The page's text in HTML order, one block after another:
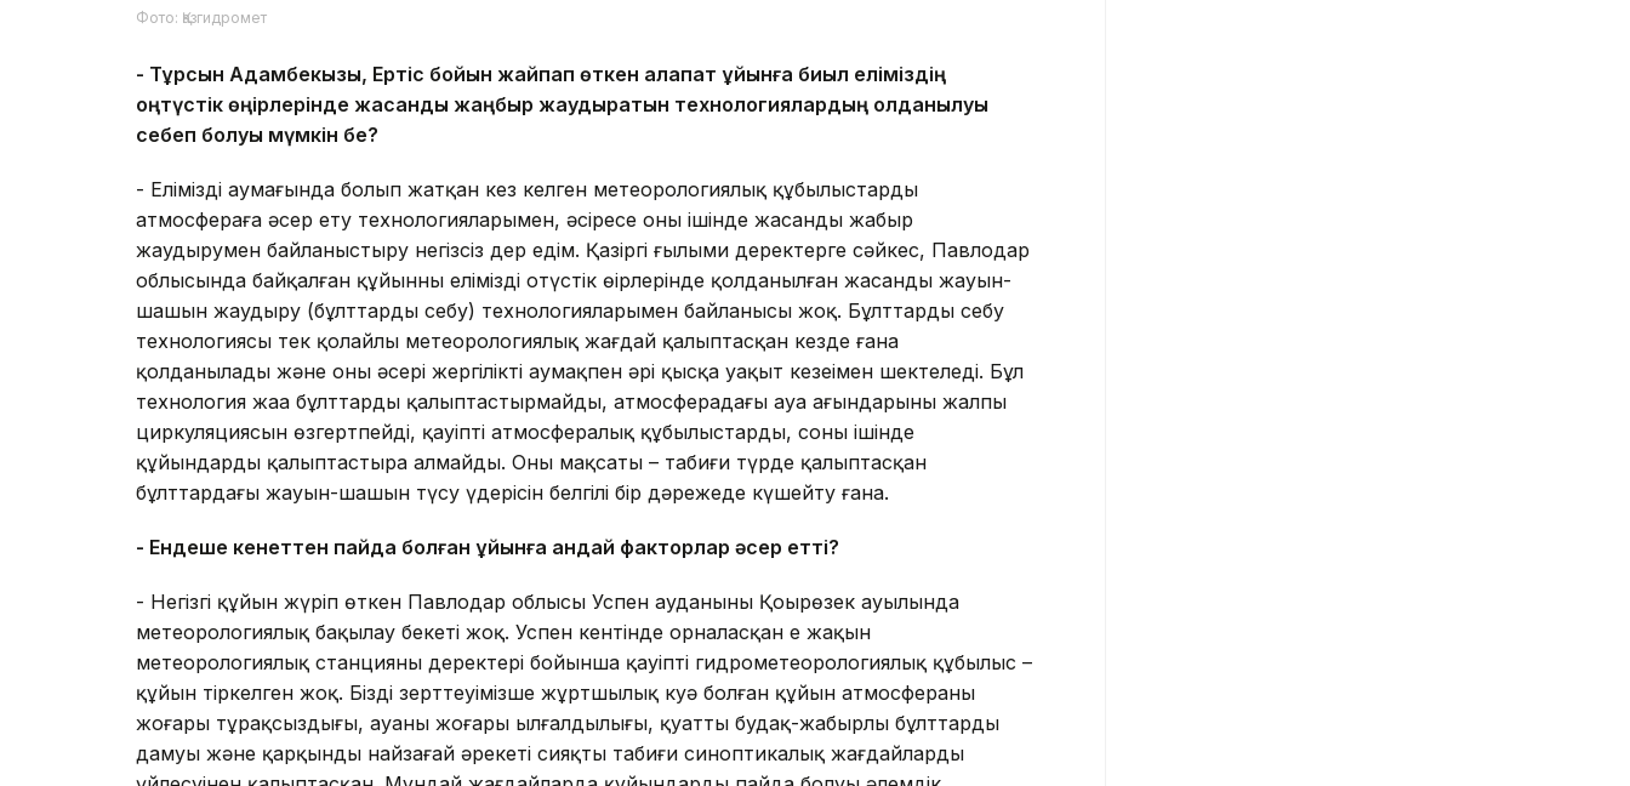
Фото: Қазгидромет
- Тұрсын Адамбекқызы, Ертіс бойын жайпап өткен алапат құйынға биыл еліміздің
оңтүстік өңірлерінде жасанды жаңбыр жаудыратын технологиялардың қолданылуы
себеп болуы мүмкін бе?
- Еліміздің аумағында болып жатқан кез келген метеорологиялық құбылыстарды
атмосфераға әсер ету технологияларымен, әсіресе оның ішінде жасанды жаңбыр
жаудырумен байланыстыру негізсіз дер едім. Қазіргі ғылыми деректерге сәйкес, Павлодар
облысында байқалған құйынның еліміздің оңтүстік өңірлерінде қолданылған жасанды жауын-
шашын жаудыру (бұлттарды себу) технологияларымен байланысы жоқ. Бұлттарды себу
технологиясы тек қолайлы метеорологиялық жағдай қалыптасқан кезде ғана
қолданылады және оның әсері жергілікті аумақпен әрі қысқа уақыт кезеңімен шектеледі. Бұл
технология жаңа бұлттарды қалыптастырмайды, атмосферадағы ауа ағындарының жалпы
циркуляциясын өзгертпейді, қауіпті атмосфералық құбылыстарды, соның ішінде
құйындарды қалыптастыра алмайды. Оның мақсаты – табиғи түрде қалыптасқан
бұлттардағы жауын-шашын түсу үдерісін белгілі бір дәрежеде күшейту ғана.
- Ендеше кенеттен пайда болған құйынға қандай факторлар әсер етті?
- Негізгі құйын жүріп өткен Павлодар облысы Успен ауданының Қоңырөзек ауылында
метеорологиялық бақылау бекеті жоқ. Успен кентінде орналасқан ең жақын
метеорологиялық станцияның деректері бойынша қауіпті гидрометеорологиялық құбылыс –
құйын тіркелген жоқ. Біздің зерттеуімізше жұртшылық куә болған құйын атмосфераның
жоғары тұрақсыздығы, ауаның жоғары ылғалдылығы, қуатты будақ-жаңбырлы бұлттардың
дамуы және қарқынды найзағай әрекеті сияқты табиғи синоптикалық жағдайлардың